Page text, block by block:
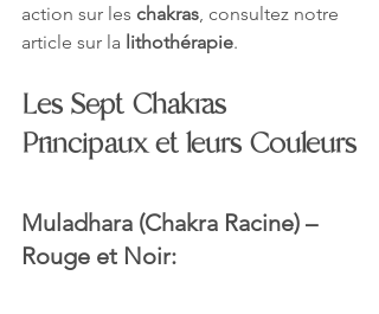
action sur les chakras , consultez notre
article sur la lithothérapie.
Les Sept Chakras
Principaux et leurs Couleurs
Muladhara (Chakra Racine) –
Rouge et Noir: